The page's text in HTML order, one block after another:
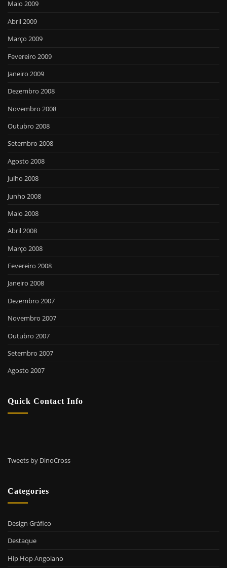
Maio 2009
Abril 2009
Março 2009
Fevereiro 2009
Janeiro 2009
Dezembro 2008
Novembro 2008
Outubro 2008
Setembro 2008
Agosto 2008
Julho 2008
Junho 2008
Maio 2008
Abril 2008
Março 2008
Fevereiro 2008
Janeiro 2008
Dezembro 2007
Novembro 2007
Outubro 2007
Setembro 2007
Agosto 2007
Quick Contact Info
Tweets by DinoCross
Categories
Design Gráfico
Destaque
Hip Hop Angolano